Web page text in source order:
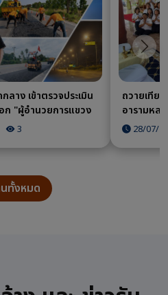
ถัดไป
ลาง เข้าตรวจประเมิน
ก "ผู้อำนวยการแขวง
จำปี 2569"
3
ถวายเทีย
อารามหล
28/07/
ทั้งหมด